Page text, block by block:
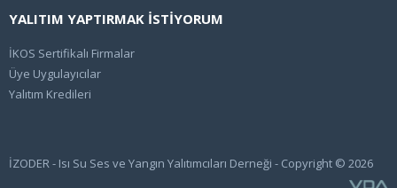
YALITIM YAPTIRMAK İSTİYORUM
İKOS Sertifikalı Firmalar
Üye Uygulayıcılar
Yalıtım Kredileri
İZODER - Isı Su Ses ve Yangın Yalıtımcıları Derneği - Copyright © 2026